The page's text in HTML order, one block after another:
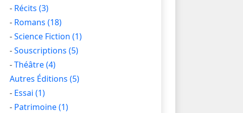
- Récits (3)
- Romans (18)
-Science Fiction (1)
-Souscriptions (5)
-Théâtre(4)
Autres Éditions (5)
- Essai (1)
- Patrimoine(1)